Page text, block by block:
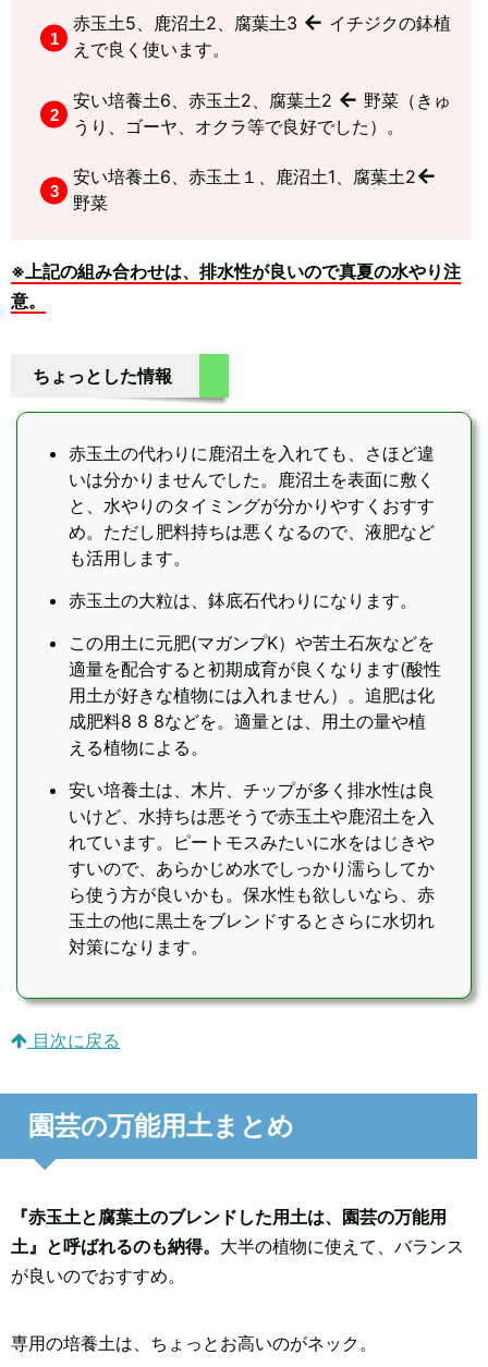
赤玉土5、鹿沼土2、腐葉土3 ← イチジクの鉢植
えで良く使います。
安い培養土6、赤玉土2、腐葉土2 ← 野菜（きゅ
うり、ゴーヤ、オクラ等で良好でした）。
安い培養土6、赤玉土１、鹿沼土1、腐葉土2←
野菜
※上記の組み合わせは、排水性が良いので真夏の水やり注
意。
ちょっとした情報
赤玉土の代わりに鹿沼土を入れても、さほど違
いは分かりませんでした。鹿沼土を表面に敷く
と、水やりのタイミングが分かりやすくおすす
め。ただし肥料持ちは悪くなるので、液肥など
も活用します。
赤玉土の大粒は、鉢底石代わりになります。
この用土に元肥(マガンプK）や苦土石灰などを
適量を配合すると初期成育が良くなります(酸性
用土が好きな植物には入れません）。追肥は化
成肥料8 8 8などを。適量とは、用土の量や植
える植物による。
安い培養土は、木片、チップが多く排水性は良
いけど、水持ちは悪そうで赤玉土や鹿沼土を入
れています。ピートモスみたいに水をはじきや
すいので、あらかじめ水でしっかり濡らしてか
ら使う方が良いかも。保水性も欲しいなら、赤
玉土の他に黒土をブレンドするとさらに水切れ
対策になります。
目次に戻る
園芸の万能用土まとめ
『赤玉土と腐葉土のブレンドした用土は、園芸の万能用
土』と呼ばれるのも納得。 大半の植物に使えて、バランス
が良いのでおすすめ。
専用の培養土は、ちょっとお高いのがネック。